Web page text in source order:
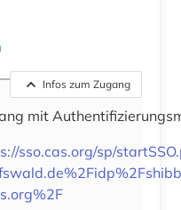
Infos zum Zugang
mit
sso.cas.org/sp/